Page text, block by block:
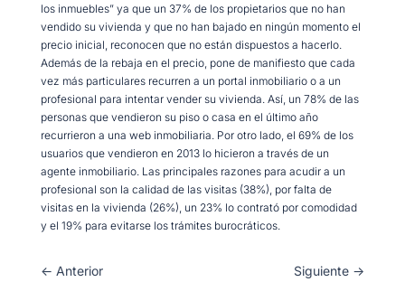
los inmuebles” ya que un 37% de los propietarios que no han
vendido su vivienda y que no han bajado en ningún momento el
precio inicial, reconocen que no están dispuestos a hacerlo.
Además de la rebaja en el precio, pone de manifiesto que cada
vez más particulares recurren a un portal inmobiliario o a un
profesional para intentar vender su vivienda. Así, un 78% de las
personas que vendieron su piso o casa en el último año
recurrieron a una web inmobiliaria. Por otro lado, el 69% de los
usuarios que vendieron en 2013 lo hicieron a través de un
agente inmobiliario. Las principales razones para acudir a un
profesional son la calidad de las visitas (38%), por falta de
visitas en la vivienda (26%), un 23% lo contrató por comodidad
y el 19% para evitarse los trámites burocráticos.
← Anterior Siguiente →